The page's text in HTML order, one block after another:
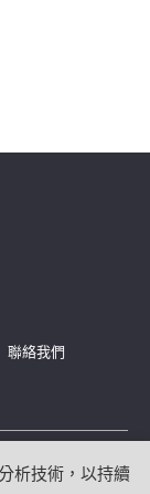
聯絡我們
析技術，以持續